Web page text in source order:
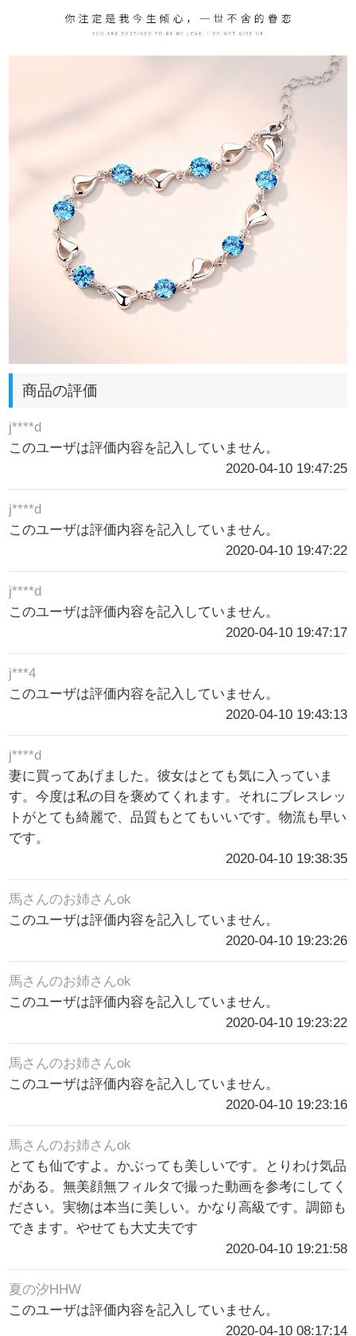
商品の評価
j****d
このユーザは評価内容を記入していません。
2020-04-10 19:47:25
j****d
このユーザは評価内容を記入していません。
2020-04-10 19:47:22
j****d
このユーザは評価内容を記入していません。
2020-04-10 19:47:17
j***4
このユーザは評価内容を記入していません。
2020-04-10 19:43:13
j****d
妻に買ってあげました。彼女はとても気に入っていま
す。今度は私の目を褒めてくれます。それにブレスレッ
トがとても綺麗で、品質もとてもいいです。物流も早い
です。
2020-04-10 19:38:35
馬さんのお姉さんok
このユーザは評価内容を記入していません。
2020-04-10 19:23:26
馬さんのお姉さんok
このユーザは評価内容を記入していません。
2020-04-10 19:23:22
馬さんのお姉さんok
このユーザは評価内容を記入していません。
2020-04-10 19:23:16
馬さんのお姉さんok
とても仙ですよ。かぶっても美しいです。とりわけ気品
がある。無美顔無フィルタで撮った動画を参考にしてく
ださい。実物は本当に美しい。かなり高級です。調節も
できます。やせても大丈夫です
2020-04-10 19:21:58
夏の汐HHW
このユーザは評価内容を記入していません。
2020-04-10 08:17:14